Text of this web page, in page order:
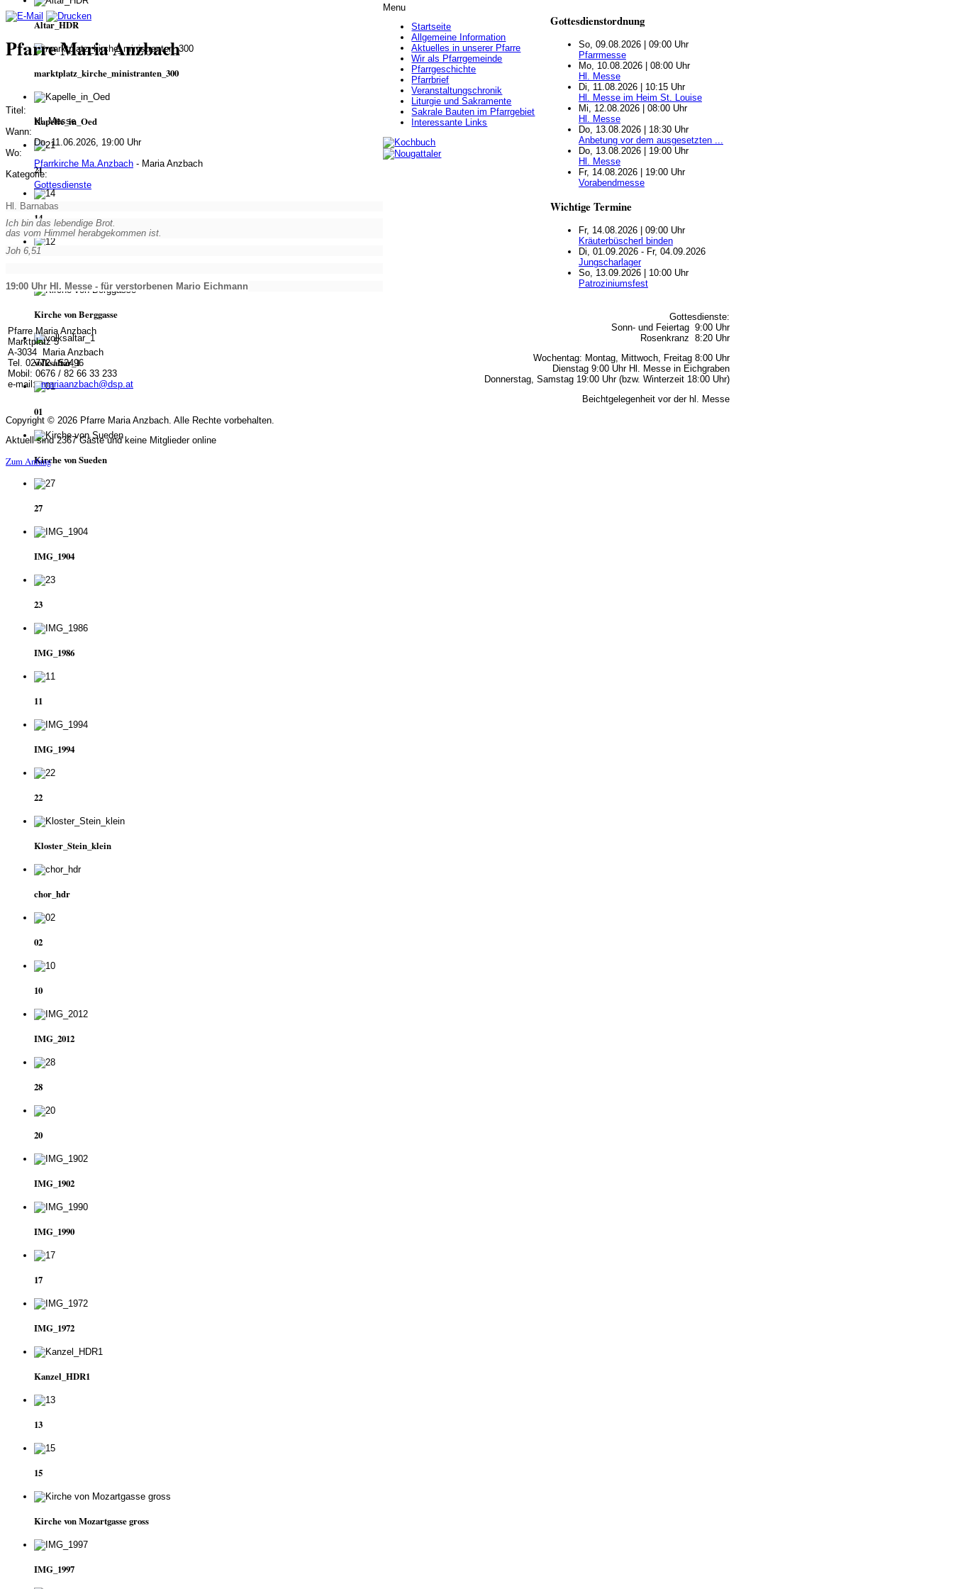
Altar_HDR
marktplatz_kirche_ministranten_300
Kapelle_in_Oed
21
14
Kirche von Berggasse
volksaltar_1
01
Kirche von Sueden
27
IMG_1904
23
IMG_1986
11
IMG_1994
22
Kloster_Stein_klein
chor_hdr
02
10
IMG_2012
28
20
IMG_1902
IMG_1990
17
IMG_1972
Kanzel_HDR1
13
15
Kirche von Mozartgasse gross
IMG_1997
Pfarre Maria Anzbach
Titel:
Hl. Messe
Wann:
Do, 11.06.2026, 19:00 Uhr
Wo:
Pfarrkirche Ma.Anzbach - Maria Anzbach
Kategorie:
Gottesdienste
Hl. Barnabas
Ich bin das lebendige Brot.
das vom Himmel herabgekommen ist.
Joh 6,51
19:00 Uhr Hl. Messe - für verstorbenen Mario Eichmann
Menu
Startseite
Allgemeine Information
Aktuelles in unserer Pfarre
Wir als Pfarrgemeinde
Pfarrgeschichte
Pfarrbrief
Veranstaltungschronik
Liturgie und Sakramente
Sakrale Bauten im Pfarrgebiet
Interessante Links
Gottesdienstordnung
So, 09.08.2026 | 09:00 Uhr
Pfarrmesse
Mo, 10.08.2026 | 08:00 Uhr
Hl. Messe
Di, 11.08.2026 | 10:15 Uhr
Hl. Messe im Heim St. Louise
Mi, 12.08.2026 | 08:00 Uhr
Hl. Messe
Do, 13.08.2026 | 18:30 Uhr
Anbetung vor dem ausgesetzten ...
Do, 13.08.2026 | 19:00 Uhr
Hl. Messe
Fr, 14.08.2026 | 19:00 Uhr
Vorabendmesse
Wichtige Termine
Fr, 14.08.2026 | 09:00 Uhr
Kräuterbüscherl binden
Di, 01.09.2026 - Fr, 04.09.2026
Jungscharlager
So, 13.09.2026 | 10:00 Uhr
Patroziniumsfest
Pfarre Maria Anzbach
Marktplatz 5
A-3034 Maria Anzbach
Tel. 02772 / 52496
Mobil: 0676 / 82 66 33 233
e-mail:mariaanzbach@dsp.at
Gottesdienste:
Sonn- und Feiertag 9:00 Uhr
Rosenkranz 8:20 Uhr
Wochentag: Montag, Mittwoch, Freitag 8:00 Uhr
Dienstag 9:00 Uhr Hl. Messe in Eichgraben
Donnerstag, Samstag 19:00 Uhr (bzw. Winterzeit 18:00 Uhr)
Beichtgelegenheit vor der hl. Messe
Copyright © 2026 Pfarre Maria Anzbach. Alle Rechte vorbehalten.
Aktuell sind 2367 Gäste und keine Mitglieder online
Zum Anfang